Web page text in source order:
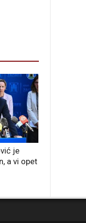
je
a vi opet